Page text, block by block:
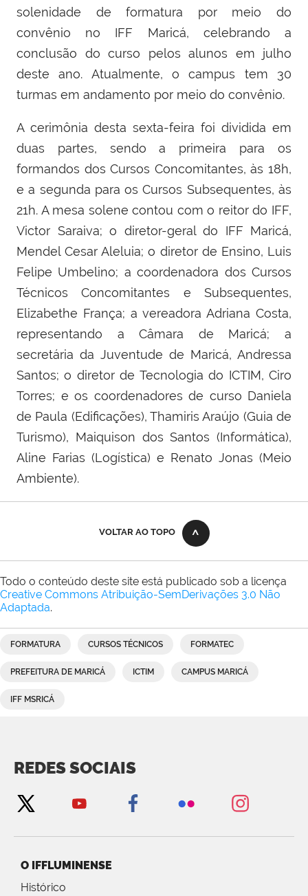
solenidade de formatura por meio do
convênio no IFF Maricá, celebrando a
conclusão do curso pelos alunos em julho
deste ano. Atualmente, o campus tem 30
turmas em andamento por meio do convênio.
A cerimônia desta sexta-feira foi dividida em
duas partes, sendo a primeira para os
formandos dos Cursos Concomitantes, às 18h,
e a segunda para os Cursos Subsequentes, às
21h. A mesa solene contou com o reitor do IFF,
Victor Saraiva; o diretor-geral do IFF Maricá,
Mendel Cesar Aleluia; o diretor de Ensino, Luis
Felipe Umbelino; a coordenadora dos Cursos
Técnicos Concomitantes e Subsequentes,
Elizabethe França; a vereadora Adriana Costa,
representando a Câmara de Maricá; a
secretária da Juventude de Maricá, Andressa
Santos; o diretor de Tecnologia do ICTIM, Ciro
Torres; e os coordenadores de curso Daniela
de Paula (Edificações), Thamiris Araújo (Guia de
Turismo), Maiquison dos Santos (Informática),
Aline Farias (Logística) e Renato Jonas (Meio
Ambiente).
VOLTAR AO TOPO
Todo o conteúdo deste site está publicado sob a licença
Creative Commons Atribuição-SemDerivações 3.0 Não
Adaptada.
FORMATURA CURSOS TÉCNICOS FORMATEC
PREFEITURA DE MARICÁ ICTIM CAMPUS MARICÁ
IFF MSRICÁ
REDES SOCIAIS
O IFFLUMINENSE
Histórico